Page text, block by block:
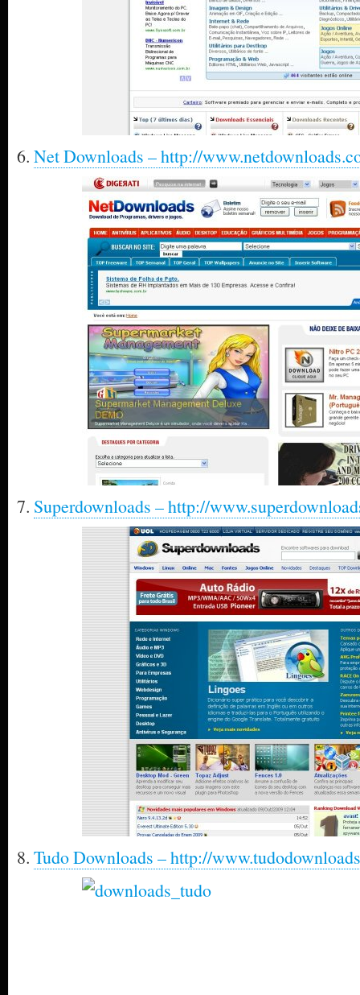
6. Net Downloads – http://
7. Superdownloads – http://
8. Tudo Downloads – http://